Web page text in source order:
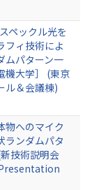
ペックル光を
フィ技術によ
ムパターン一
機大学］ (東京
ル＆会議棟)
へのマイク
ランダムパタ
技術説明会